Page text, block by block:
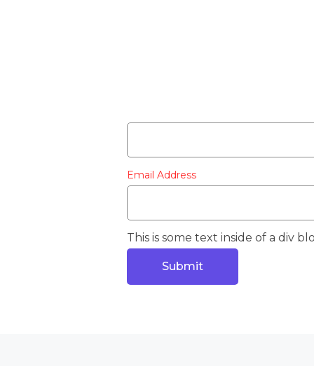
Email Address
This is some text inside of a div